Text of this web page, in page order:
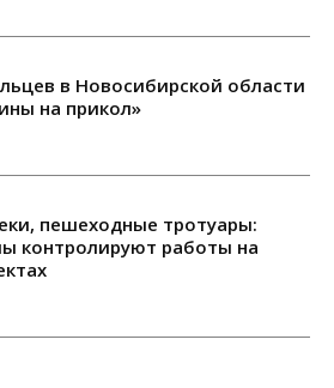
в Новосибирской области
на прикол»
пешеходные тротуары:
контролируют работы на